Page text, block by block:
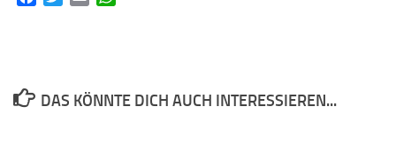
DAS KÖNNTE DICH AUCH INTERESSIEREN...